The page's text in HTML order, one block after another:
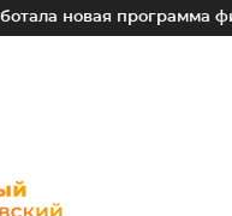
программа